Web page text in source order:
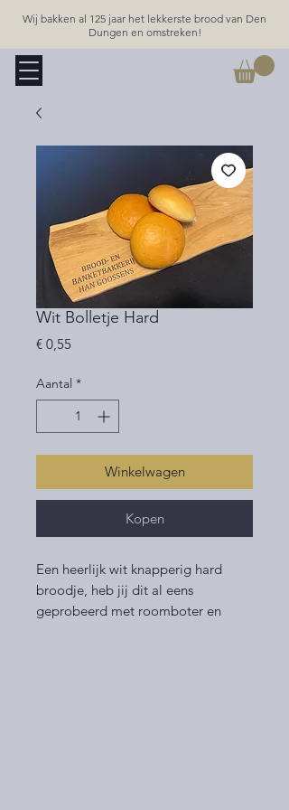
Wij bakken al 125 jaar het lekkerste brood van Den
Dungen en omstreken!
Wit Bolletje Hard
€ 0,55Prijs
Aantal *
Winkelwagen
Kopen
Een heerlijk wit knapperig hard
broodje, heb jij dit al eens
geprobeerd met roomboter en